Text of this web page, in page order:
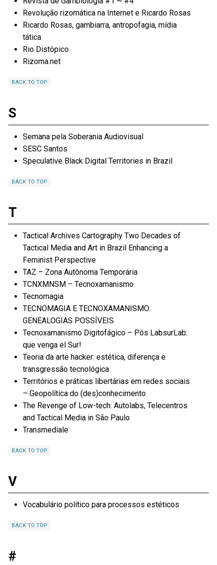
Revolução rizomática na Internet e Ricardo Rosas
Ricardo Rosas, gambiarra, antropofagia, mídia
tática
Rio Distópico
Rizoma.net
BACK TO TOP
S
Semana pela Soberania Audiovisual
SESC Santos
Speculative Black Digital Territories in Brazil
BACK TO TOP
T
Tactical Archives Cartography Two Decades of
Tactical Media and Art in Brazil Enhancing a
Feminist Perspective
TAZ – Zona Autônoma Temporária
TCNXMNSM – Tecnoxamanismo
Tecnomagia
TECNOMAGIA E TECNOXAMANISMO:
GENEALOGIAS POSSÍVEIS
Tecnoxamanismo Digitofágico – Pós LabsurLab:
que venga el Sur!
Teoria da arte hacker: estética, diferença e
transgressão tecnológica
Territórios e práticas libertárias em redes sociais
– Geopolítica do (des)conhecimento
The Revenge of Low-tech: Autolabs, Telecentros
and Tactical Media in São Paulo
Transmediale
BACK TO TOP
V
Vocabulário político para processos estéticos
BACK TO TOP
#